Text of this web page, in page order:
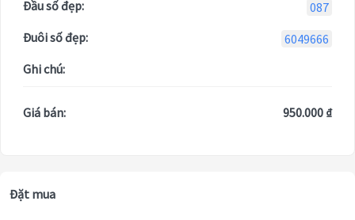
Đầu số đẹp:
087
Đuôi số đẹp:
6049666
Ghi chú:
Giá bán: 950.000 ₫
Đặt mua